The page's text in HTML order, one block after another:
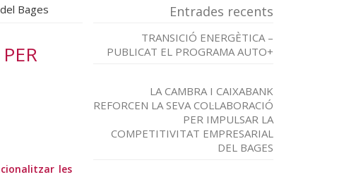
Bages
les
Entrades recents
TRANSICIÓ ENERGÈTICA –
PUBLICAT EL PROGRAMA AUTO+
LA CAMBRA I CAIXABANK
REFORCEN LA SEVA COL·LABORACIÓ
PER IMPULSAR LA
COMPETITIVITAT EMPRESARIAL
DEL BAGES